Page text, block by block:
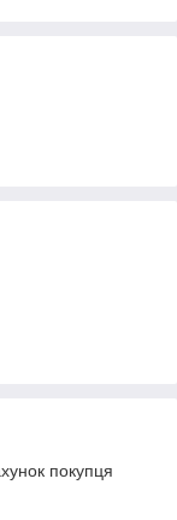
покупця